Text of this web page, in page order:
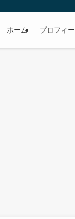
ホーム プロフィ